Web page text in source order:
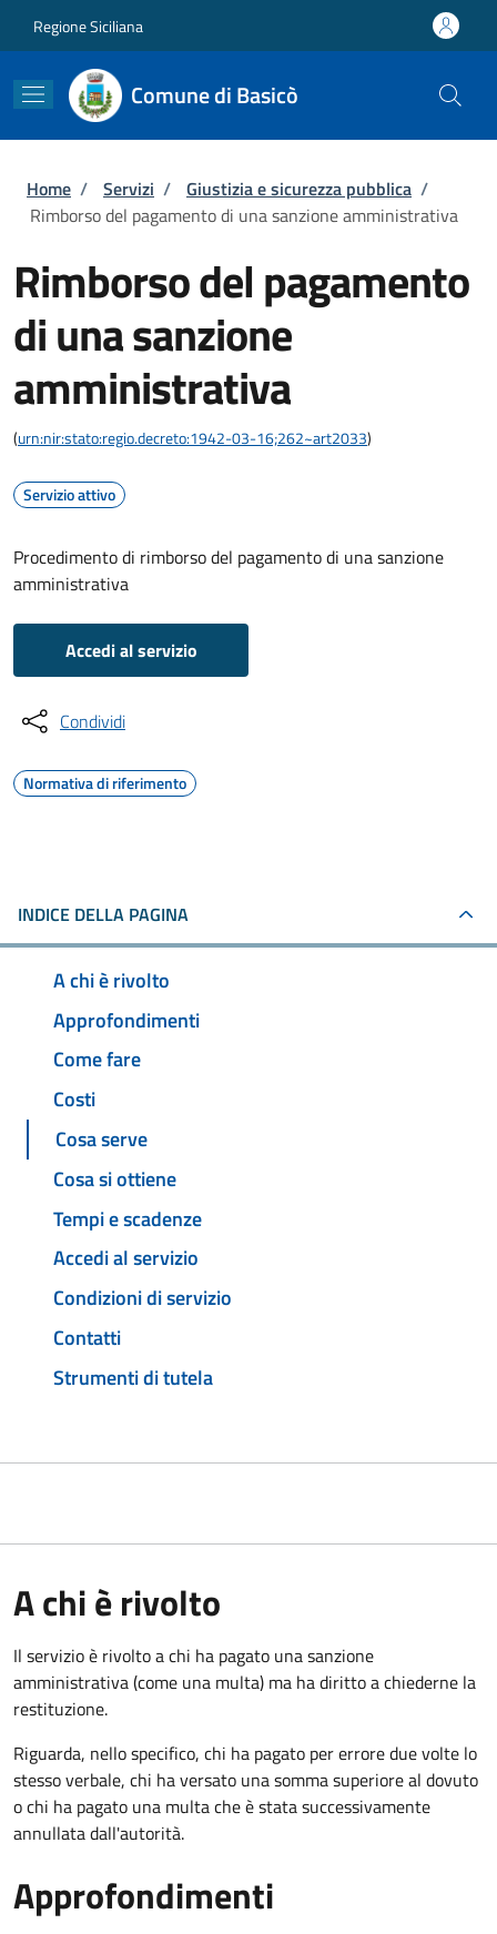
Regione Siciliana
Comune di Basicò
Briciole di pane
Home / Servizi / Giustizia e sicurezza pubblica /
Rimborso del pagamento di una sanzione amministrativa
Rimborso del pagamento
di una sanzione
amministrativa
(urn:nir:stato:regio.decreto:1942-03-16;262~art2033)
Servizio attivo
Procedimento di rimborso del pagamento di una sanzione
amministrativa
Accedi al servizio
Condividi
Normativa di riferimento
INDICE DELLA PAGINA
A chi è rivolto
Approfondimenti
Come fare
Costi
Cosa serve
Cosa si ottiene
Tempi e scadenze
Accedi al servizio
Condizioni di servizio
Contatti
Strumenti di tutela
A chi è rivolto
Il servizio è rivolto a chi ha pagato una sanzione
amministrativa (come una multa) ma ha diritto a chiederne la
restituzione.
Riguarda, nello specifico, chi ha pagato per errore due volte lo
stesso verbale, chi ha versato una somma superiore al dovuto
o chi ha pagato una multa che è stata successivamente
annullata dall'autorità.
Approfondimenti